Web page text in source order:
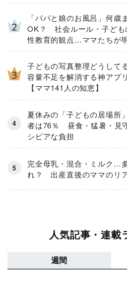
「パパと娘のお風呂」何歳
OK？ 社会ルール・子ども
性教育的観点…ママたちが
た「大切にしたいこと」
子どもの写真整理どうし
容量不足を解消する神アプ
【ママ141人の知恵】
夏休みの「子どもの居場所
者は76％ 昼食・猛暑・見
シビアな負担
完全母乳・混合・ミルク…
れ？ 出産直後のママのリ
人気記事・連載
週間